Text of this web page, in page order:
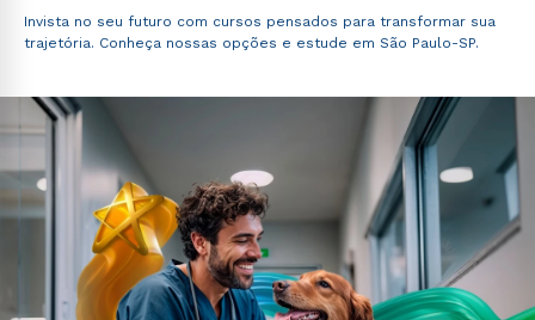
Invista no seu futuro com cursos pensados para transformar sua
trajetória. Conheça nossas opções e estude em São Paulo-SP.